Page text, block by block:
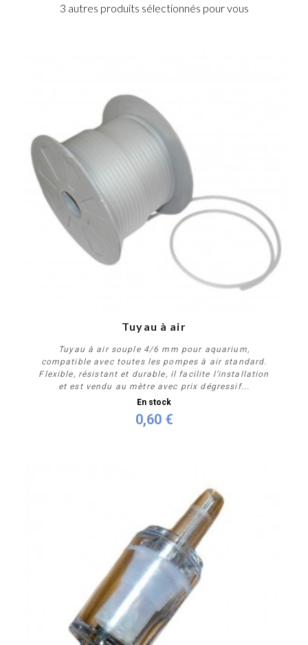
3 autres produits sélectionnés pour vous
Tuyau à air
Tuyau à air souple 4/6 mm pour aquarium,
compatible avec toutes les pompes à air standard.
Flexible, résistant et durable, il facilite l’installation
et est vendu au mètre avec prix dégressif...
En stock
0,60 €